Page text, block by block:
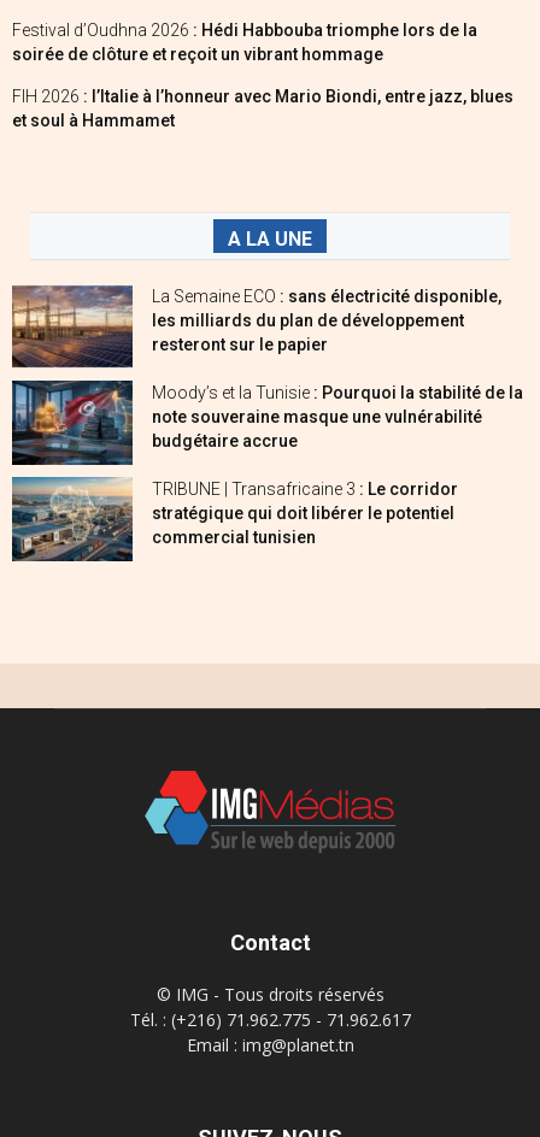
Festival d’Oudhna 2026 : Hédi Habbouba triomphe lors de la
soirée de clôture et reçoit un vibrant hommage
FIH 2026 : l’Italie à l’honneur avec Mario Biondi, entre jazz, blues
et soul à Hammamet
A LA UNE
La Semaine ECO : sans électricité disponible,
les milliards du plan de développement
resteront sur le papier
Moody’s et la Tunisie : Pourquoi la stabilité de la
note souveraine masque une vulnérabilité
budgétaire accrue
TRIBUNE | Transafricaine 3 : Le corridor
stratégique qui doit libérer le potentiel
commercial tunisien
Contact
© IMG - Tous droits réservés
Tél. : (+216) 71.962.775 - 71.962.617
Email : img@planet.tn